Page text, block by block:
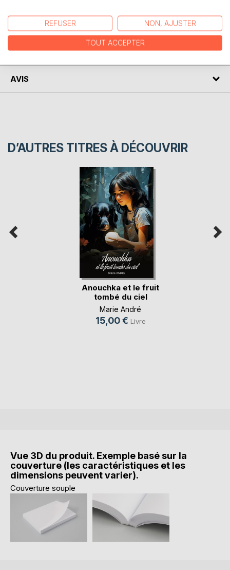
AUTEUR(S)
CRITIQUES PRESSE
AVIS
D’AUTRES TITRES À DÉCOUVRIR
Anouchka et le fruit
tombé du ciel
Marie André
15,00 € Livre
Vue 3D du produit. Exemple basé sur la
couverture (les caractéristiques et les
dimensions peuvent varier).
Couverture souple
REFUSER NON, AJUSTER
TOUT ACCEPTER